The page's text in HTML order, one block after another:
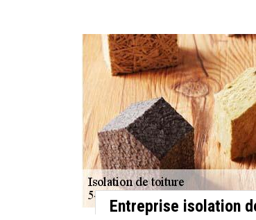
Entreprise isolation